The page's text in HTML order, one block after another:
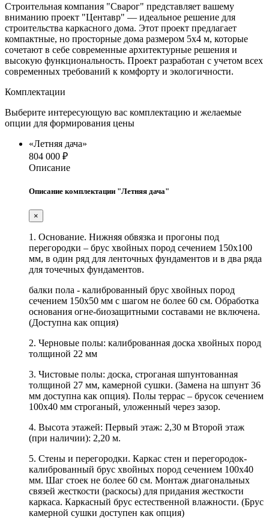
Строительная компания "Сварог" представляет вашему
вниманию проект "Центавр" — идеальное решение для
строительства каркасного дома. Этот проект предлагает
компактные, но просторные дома размером 5х4 м, которые
сочетают в себе современные архитектурные решения и
высокую функциональность. Проект разработан с учетом всех
современных требований к комфорту и экологичности.
Комплектации
Выберите интересующую вас комплектацию и желаемые
опции для формирования цены
«Летняя дача»
804 000 ₽
Описание
Описание комплектации "Летняя дача"
×
1. Основание. Нижняя обвязка и прогоны под
перегородки – брус хвойных пород сечением 150х100
мм, в один ряд для ленточных фундаментов и в два ряда
для точечных фундаментов.
балки пола - калиброванный брус хвойных пород
сечением 150х50 мм с шагом не более 60 см. Обработка
основания огне-биозащитными составами не включена.
(Доступна как опция)
2. Черновые полы: калиброванная доска хвойных пород
толщиной 22 мм
3. Чистовые полы: доска, строганая шпунтованная
толщиной 27 мм, камерной сушки. (Замена на шпунт 36
мм доступна как опция). Полы террас – брусок сечением
100х40 мм строганый, уложенный через зазор.
4. Высота этажей: Первый этаж: 2,30 м Второй этаж
(при наличии): 2,20 м.
5. Стены и перегородки. Каркас стен и перегородок-
калиброванный брус хвойных пород сечением 100х40
мм. Шаг стоек не более 60 см. Монтаж диагональных
связей жесткости (раскосы) для придания жесткости
каркаса. Каркасный брус естественной влажности. (Брус
камерной сушки доступен как опция)